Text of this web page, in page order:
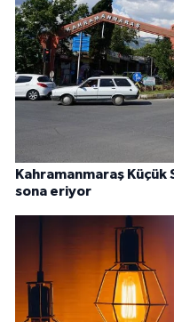
Kahramanmaraş Küçük
sona eriyor